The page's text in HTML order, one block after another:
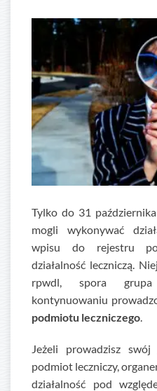
Tylko do 31
mogli wykonywać
wpisu do rejestru
działalność leczniczą.
rpwdl, spora
kontynuowaniu
podmiotu leczniczego
Jeżeli prowadzisz
podmiot leczniczy,
działalność pod